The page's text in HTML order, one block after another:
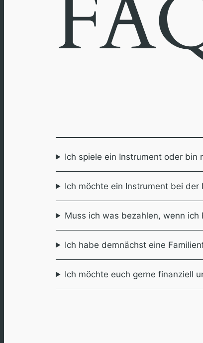
Ich spiele ein Instrument oder
Ich möchte ein Instrument bei der
Muss ich was bezahlen, wenn
Ich habe demnächst eine
Ich möchte euch gerne finanziell